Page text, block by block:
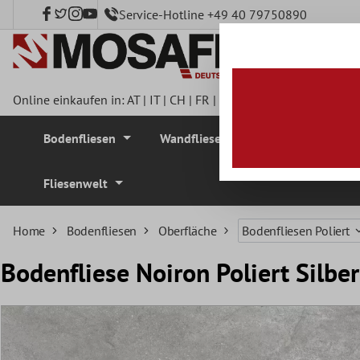
springen Service-Hotline +49 40 79750890
Online einkaufen in:AT| IT| CH | FR |
Bodenfliesen Wandfliesen
Fliesenwelt
Home Bodenfliesen Oberfläche Bodenfliesen Poliert
Bodenfliese Noiron Poliert